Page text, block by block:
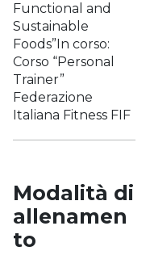
Functional and
Sustainable
Foods”In corso:
Corso “Personal
Trainer”
Federazione
Italiana Fitness FIF
Modalità di
allenamen
to